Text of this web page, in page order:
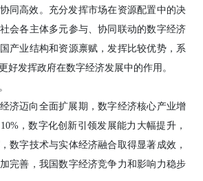
同高效。充分发挥市场在资源配置中的决
会各主体多元参与、协同联动的数字经济
产业结构和资源禀赋，发挥比较优势，系
好发挥政府在数字经济发展中的作用。
济迈向全面扩展期，数字经济核心产业增
，数字化创新引领发展能力大幅提升，
数字技术与实体经济融合取得显著成效，
完善，我国数字经济竞争力和影响力稳步